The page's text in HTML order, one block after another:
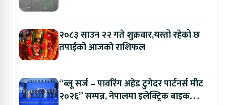
२०८३ साउन २२ गते शुक्रवार,यस्तो रहेको छ
तपाईको आजको राशिफल
“ब्लू सर्ज – पावरिंग अहेड टुगेदर पार्टनर्स मीट
२०२६” सम्पन्न, नेपालमा इलेक्ट्रिक बाइक